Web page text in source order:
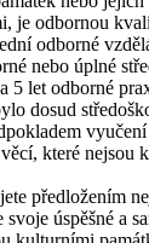
, je odbornou
odborné
nebo úplné
5 let odborné
dosud
které nejsou
předložením
úspěšné a